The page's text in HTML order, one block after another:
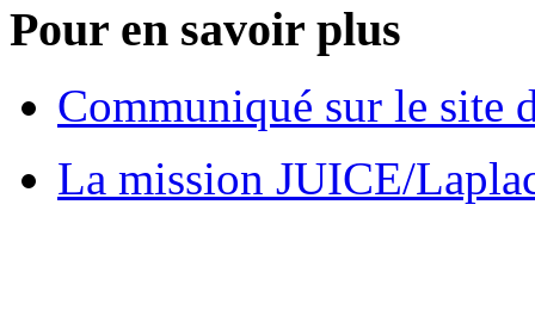
Pour en savoir plus
Communiqué sur le site
La mission JUICE/